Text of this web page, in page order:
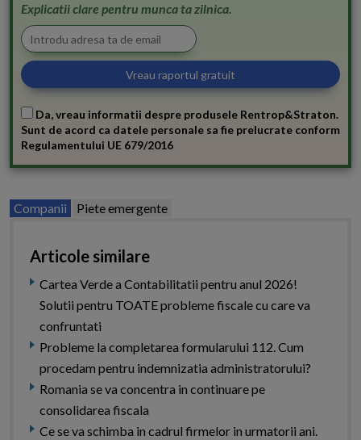
Explicatii clare pentru munca ta zilnica.
Da, vreau informatii despre produsele Rentrop&Straton.
Sunt de acord ca datele personale sa fie prelucrate conform
Regulamentului UE 679/2016
Companii Piete emergente
Articole similare
Cartea Verde a Contabilitatii pentru anul 2026!
Solutii pentru TOATE probleme fiscale cu care va
confruntati
Probleme la completarea formularului 112. Cum
procedam pentru indemnizatia administratorului?
Romania se va concentra in continuare pe
consolidarea fiscala
Ce se va schimba in cadrul firmelor in urmatorii ani.